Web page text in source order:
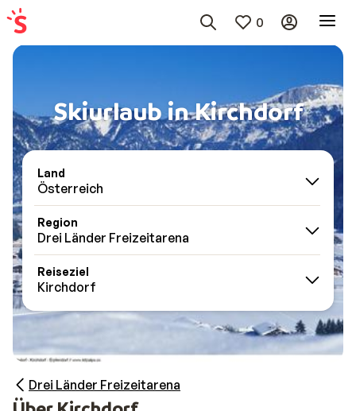
0
Skiurlaub in Kirchdorf
Land
Österreich
Region
Drei Länder Freizeitarena
Reiseziel
Kirchdorf
Drei Länder Freizeitarena